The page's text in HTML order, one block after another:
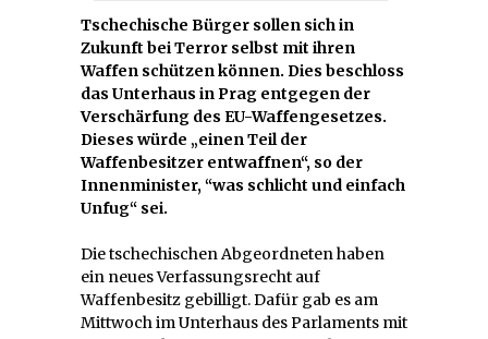
Tschechische Bürger sollen sich in
Zukunft bei Terror selbst mit ihren
Waffen schützen können. Dies beschloss
das Unterhaus in Prag entgegen der
Verschärfung des EU-Waffengesetzes.
Dieses würde „einen Teil der
Waffenbesitzer entwaffnen“, so der
Innenminister, “was schlicht und einfach
Unfug“ sei.
Die tschechischen Abgeordneten haben
ein neues Verfassungsrecht auf
Waffenbesitz gebilligt. Dafür gab es am
Mittwoch im Unterhaus des Parlaments mit